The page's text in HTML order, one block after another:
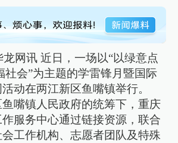
龙网讯 近日，一场以“以绿意点
社会”为主题的学雷锋月暨国际
动在两江新区鱼嘴镇举行。
嘴镇人民政府的统筹下，重庆
服务中心通过链接资源，联合
工作机构、志愿者团队及特殊